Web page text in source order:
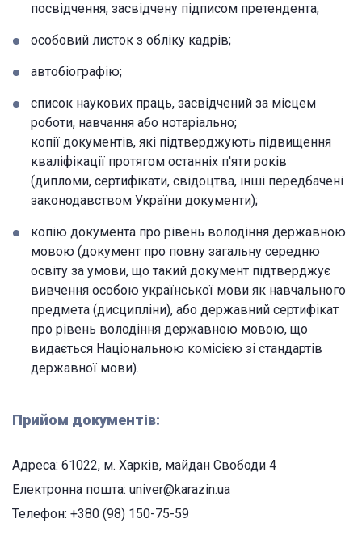
посвідчення, засвідчену підписом претендента;
особовий листок з обліку кадрів;
автобіографію;
список наукових праць, засвідчений за місцем
роботи, навчання або нотаріально;
копії документів, які підтверджують підвищення
кваліфікації протягом останніх п'яти років
(дипломи, сертифікати, свідоцтва, інші передбачені
законодавством України документи);
копію документа про рівень володіння державною
мовою (документ про повну загальну середню
освіту за умови, що такий документ підтверджує
вивчення особою української мови як навчального
предмета (дисципліни), або державний сертифікат
про рівень володіння державною мовою, що
видається Національною комісією зі стандартів
державної мови).
Прийом документів:
Адреса: 61022, м. Харків, майдан Свободи 4
Електронна пошта: univer@karazin.ua
Телефон: +380 (98) 150-75-59